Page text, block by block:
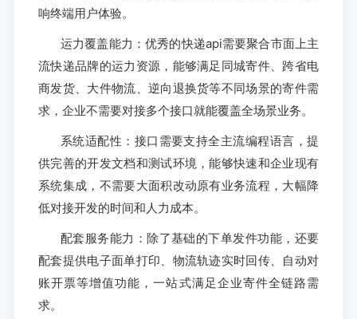
响终端用户体验。
运力覆盖能力：优秀的快递api需要聚合市面上主
流快递品牌的运力资源，能够满足同城寄件、跨省电
商发货、大件物流、逆向退换货等不同场景的寄件需
求，企业不需要对接多个接口就能覆盖全场景业务。
系统适配性：接口需要支持全主流编程语言，提
供完善的开发文档和测试环境，能够快速和企业现有
系统集成，不需要大面积改动原有业务流程，大幅降
低对接开发的时间和人力成本。
配套服务能力：除了基础的下单发件功能，还要
配套提供电子面单打印、物流轨迹实时回传、自动对
账开票等增值功能，一站式满足企业寄件全链路需
求。